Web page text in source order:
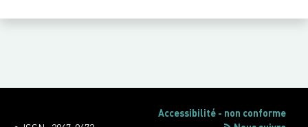
Accessibilité - non conforme